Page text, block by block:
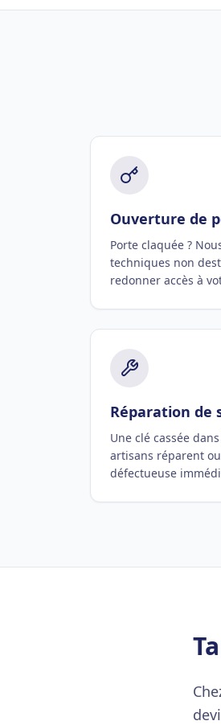
Ouverture de
Porte claquée ?
techniques non
redonner accès à
Réparation de
Une clé cassée
artisans réparent
défectueuse